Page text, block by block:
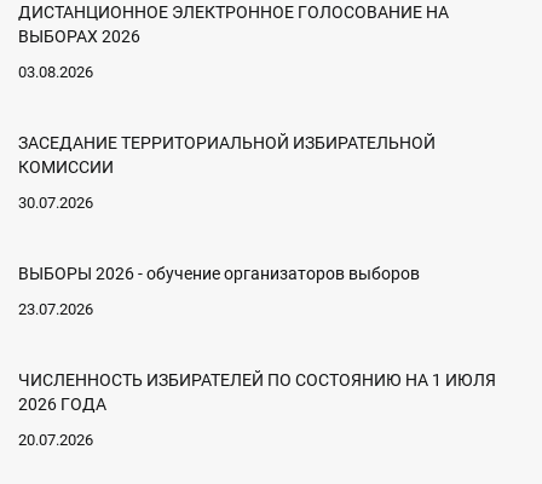
ДИСТАНЦИОННОЕ ЭЛЕКТРОННОЕ ГОЛОСОВАНИЕ НА
ВЫБОРАХ 2026
03.08.2026
ЗАСЕДАНИЕ ТЕРРИТОРИАЛЬНОЙ ИЗБИРАТЕЛЬНОЙ
КОМИССИИ
30.07.2026
ВЫБОРЫ 2026 - обучение организаторов выборов
23.07.2026
ЧИСЛЕННОСТЬ ИЗБИРАТЕЛЕЙ ПО СОСТОЯНИЮ НА 1 ИЮЛЯ
2026 ГОДА
20.07.2026